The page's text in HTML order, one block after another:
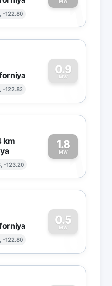
-122.80
MW1
-122.82
0.9
MW
0
km
-123.20
1.8
MW1
-122.80
0.5
MW
0